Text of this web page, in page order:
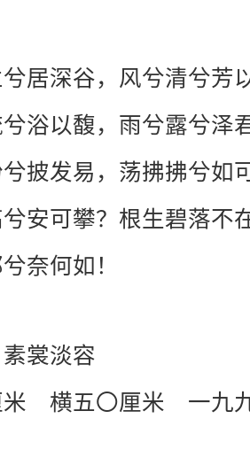
深谷，风兮清兮芳
以馥，雨兮露兮泽
发易，荡拂拂兮如
可攀？根生碧落不
何如！
裳淡容
米 横五〇厘米 一九